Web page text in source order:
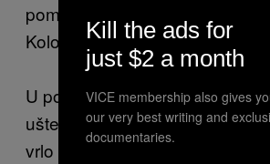
pomenuti Kipseli, pa Kifisia,
Kolonaki…
U početku sam mislio da ću
uštedim, međutim, sve mi je
vrlo brzo i jedino sam uspeo da
Kill the ads for
just $2 a month
VICE membership also gives
our very best writing and
documentaries.